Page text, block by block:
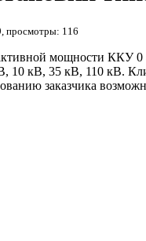
просмотры: 116
мощности ККУ
10 кВ, 35 кВ, 110 кВ.
заказчика